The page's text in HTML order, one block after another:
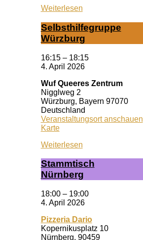
Weiterlesen
Selbst­hil­fe­grup­pe
Würz­burg
16:15 – 18:15
4. April 2026
Wuf Queeres Zentrum
Nigglweg 2
Würzburg, Bayern 97070
Deutschland
Veranstaltungsort anschauen
KarteWuf
Zentrum
Weiterlesen
Stamm­tisch
Nürn­berg
18:00 – 19:00
4. April 2026
Pizzeria Dario
Kopernikusplatz 10
Nürnberg, 90459